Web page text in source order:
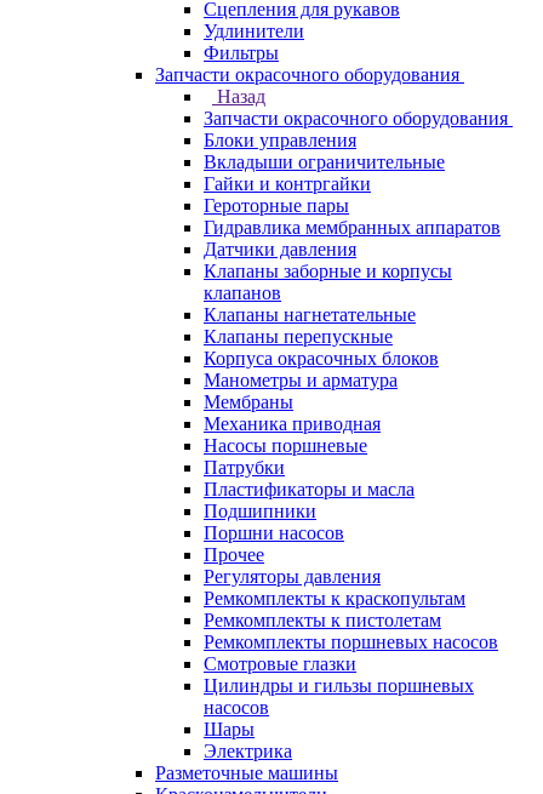
Сцепления для рукавов
Удлинители
Фильтры
Запчасти окрасочного оборудования
Назад
Запчасти окрасочного оборудования
Блоки управления
Вкладыши ограничительные
Гайки и контргайки
Героторные пары
Гидравлика мембранных аппаратов
Датчики давления
Клапаны заборные и корпусы
клапанов
Клапаны нагнетательные
Клапаны перепускные
Корпуса окрасочных блоков
Манометры и арматура
Мембраны
Механика приводная
Насосы поршневые
Патрубки
Пластификаторы и масла
Подшипники
Поршни насосов
Прочее
Регуляторы давления
Ремкомплекты к краскопультам
Ремкомплекты к пистолетам
Ремкомплекты поршневых насосов
Смотровые глазки
Цилиндры и гильзы поршневых
насосов
Шары
Электрика
Разметочные машины